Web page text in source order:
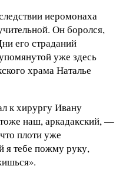
иеромонаха
Он боролся,
его страданий
уже здесь
храма Наталье
к хирургу Ивану
наш, аркадакский, —
плоти уже
я тебе пожму руку,